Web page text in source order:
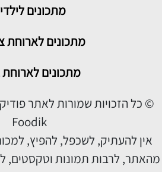
מתכונים
מתכונים לארוחת
מתכונים לארוחת
© כל הזכויות שמורות לאתר
Foodik
אין להעתיק, לשכפל, להפיץ,
מהאתר, לרבות תמונות וטקסטים,